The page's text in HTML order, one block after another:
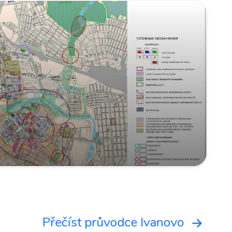
Přečíst průvodce Ivanovo